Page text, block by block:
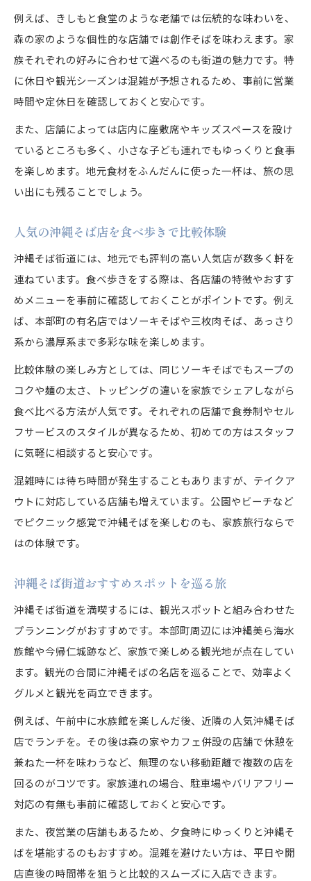
例えば、きしもと食堂のような老舗では伝統的な味わいを、
森の家のような個性的な店舗では創作そばを味わえます。家
族それぞれの好みに合わせて選べるのも街道の魅力です。特
に休日や観光シーズンは混雑が予想されるため、事前に営業
時間や定休日を確認しておくと安心です。
また、店舗によっては店内に座敷席やキッズスペースを設け
ているところも多く、小さな子ども連れでもゆっくりと食事
を楽しめます。地元食材をふんだんに使った一杯は、旅の思
い出にも残ることでしょう。
人気の沖縄そば店を食べ歩きで比較体験
沖縄そば街道には、地元でも評判の高い人気店が数多く軒を
連ねています。食べ歩きをする際は、各店舗の特徴やおすす
めメニューを事前に確認しておくことがポイントです。例え
ば、本部町の有名店ではソーキそばや三枚肉そば、あっさり
系から濃厚系まで多彩な味を楽しめます。
比較体験の楽しみ方としては、同じソーキそばでもスープの
コクや麺の太さ、トッピングの違いを家族でシェアしながら
食べ比べる方法が人気です。それぞれの店舗で食券制やセル
フサービスのスタイルが異なるため、初めての方はスタッフ
に気軽に相談すると安心です。
混雑時には待ち時間が発生することもありますが、テイクア
ウトに対応している店舗も増えています。公園やビーチなど
でピクニック感覚で沖縄そばを楽しむのも、家族旅行ならで
はの体験です。
沖縄そば街道おすすめスポットを巡る旅
沖縄そば街道を満喫するには、観光スポットと組み合わせた
プランニングがおすすめです。本部町周辺には沖縄美ら海水
族館や今帰仁城跡など、家族で楽しめる観光地が点在してい
ます。観光の合間に沖縄そばの名店を巡ることで、効率よく
グルメと観光を両立できます。
例えば、午前中に水族館を楽しんだ後、近隣の人気沖縄そば
店でランチを。その後は森の家やカフェ併設の店舗で休憩を
兼ねた一杯を味わうなど、無理のない移動距離で複数の店を
回るのがコツです。家族連れの場合、駐車場やバリアフリー
対応の有無も事前に確認しておくと安心です。
また、夜営業の店舗もあるため、夕食時にゆっくりと沖縄そ
ばを堪能するのもおすすめ。混雑を避けたい方は、平日や開
店直後の時間帯を狙うと比較的スムーズに入店できます。